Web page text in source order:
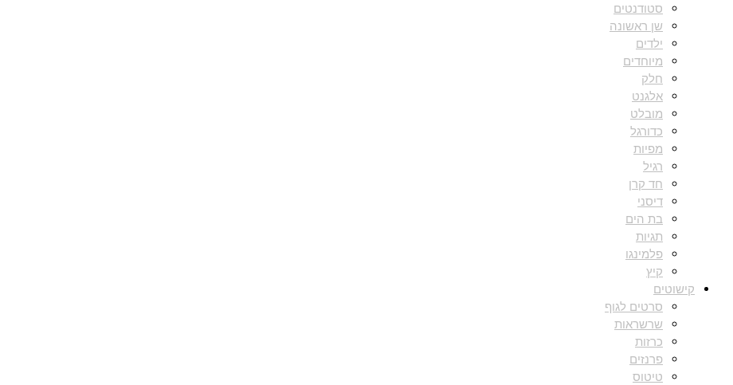
סטודנטים
שן ראשונה
ילדים
מיוחדים
חלק
אלגנט
מובלט
כדורגל
מפיות
רגיל
חד קרן
דיסני
בת הים
תגיות
פלמינגו
קיץ
קישוטים
סרטים לגוף
שרשראות
כרזות
פרנזים
טיטוס